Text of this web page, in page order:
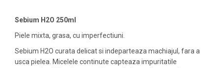
Sebium H2O 250ml
Piele mixta, grasa, cu imperfectiuni.
Sebium H2O curata delicat si indeparteaza machiajul, fara a
usca pielea. Micelele continute capteaza impuritatile